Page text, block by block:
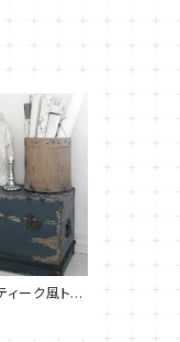
ィーク風トラ
size